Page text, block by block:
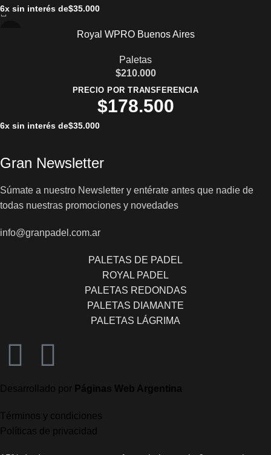
6x sin interés de$35.000
Royal WPRO Buenos Aires
Paletas
$210.000
PRECIO POR TRANSFERENCIA
$178.500
6x sin interés de$35.000
Gran Newsletter
Súmate a nuestro Newsletter y entérate antes que nadie de
todas nuestras promociones y novedades
info@granpadel.com.ar
PALETAS DE PADEL
ROYAL PADEL
PALETAS REDONDAS
PALETAS DIAMANTE
PALETAS LÁGRIMA
Desarrollado por Páginas Web Argentina
Términos y condiciones
Políticas de privacidad